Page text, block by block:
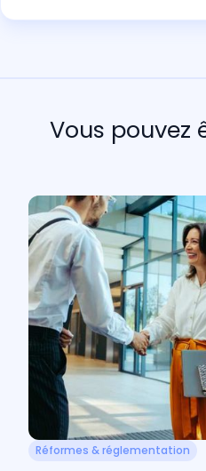
Vous pouvez
Réformes & réglementation